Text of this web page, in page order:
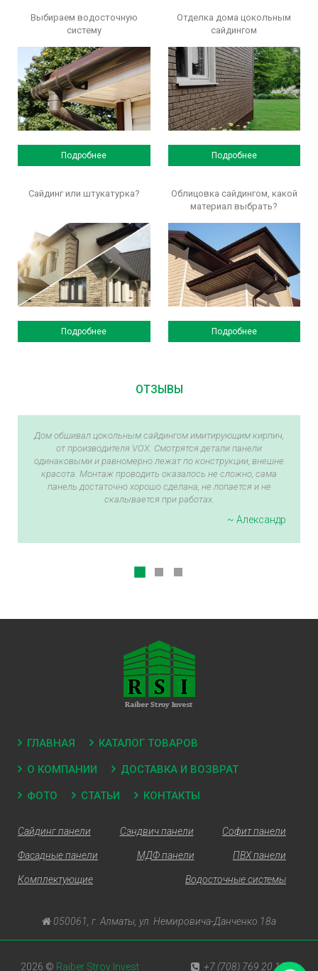
Выбираем водосточную
систему
Подробнее
Отделка дома цокольным
сайдингом
Подробнее
Сайдинг или штукатурка?
Подробнее
Облицовка сайдингом, какой
материал выбрать?
Подробнее
ОТЗЫВЫ
Дом обшивал цокольным сайдингом имитирующим кирпич,
от производителя VOX. Смотрятся детали панели
одинаковыми и равномерно лежат по конструкции, внешне
красота. Монтаж проводить оказалось не сложно, сама
панель достаточно хорошо сделана, не лопается и не
скалывается при работах.
~ Александр
ГЛАВНАЯ КАТАЛОГ ТОВАРОВ
О КОМПАНИИ ДОСТАВКА И ВОЗВРАТ
ФОТО СТАТЬИ КОНТАКТЫ
Сайдинг панели Сэндвич панели Софит панели
Фасадные панели МДФ панели ПВХ панели
Комплектующие Водосточные системы
050061, г. Алматы, ул. Немировича-Данченко 18а
2026 © Raiber Stroy Invest +7 (708) 769 20 10